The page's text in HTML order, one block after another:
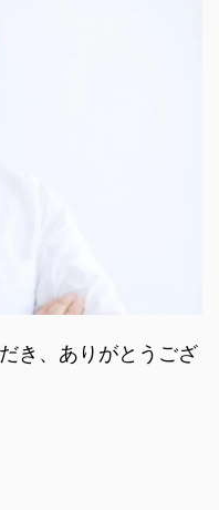
き、ありがとうござ